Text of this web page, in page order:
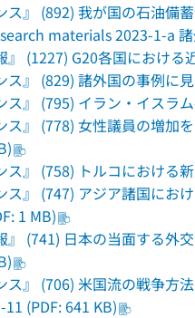
ス』 (892) 我が国の石油備
materials 2023-1-a
』 (1227) G20各国におけ
ス』 (829) 諸外国の事例に
ス』 (795) イラン・イスラ
ス』 (778) 女性議員の増加
ス』 (758) トルコにおける
ス』 (747) アジア諸国にお
1 MB)
』 (741) 日本の当面する
ス』 (706) 米国流の戦争方
(PDF: 641 KB)